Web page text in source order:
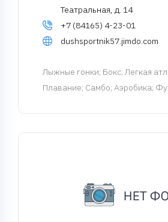
Театральная, д. 14
+7 (84165) 4-23-01
dushsportnik57.jimdo.com
Лыжные гонки; Бокс; Легкая
Плавание; Самбо; Аэробика;